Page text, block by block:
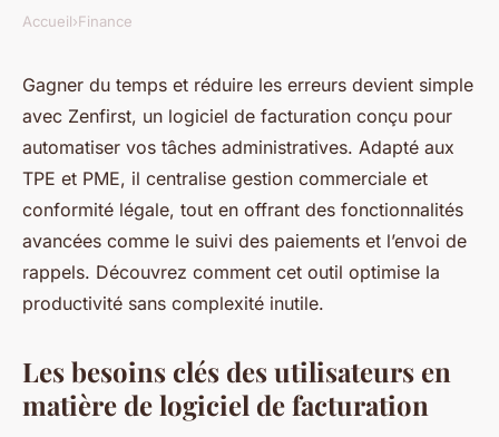
Boostez votre productivité
avec le logiciel de facturation
zenfirst
Julie•23 mai 2025•4 min de lecture
Accueil›Finance
Gagner du temps et réduire les erreurs devient simple
avec Zenfirst, un logiciel de facturation conçu pour
automatiser vos tâches administratives. Adapté aux
TPE et PME, il centralise gestion commerciale et
conformité légale, tout en offrant des fonctionnalités
avancées comme le suivi des paiements et l’envoi de
rappels. Découvrez comment cet outil optimise la
productivité sans complexité inutile.
Les besoins clés des utilisateurs en
matière de logiciel de facturation